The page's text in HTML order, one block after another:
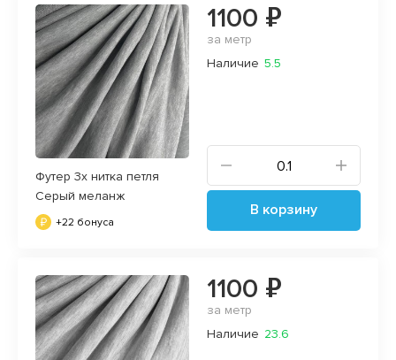
Футер 3х нитка петля
Серый меланж
+22 бонуса
1100 ₽
за метр
Наличие 5.5
В корзину
1100 ₽
за метр
Наличие 23.6